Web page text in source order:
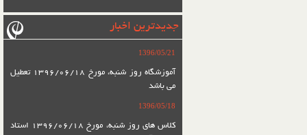
جدیدترین اخبار
1396/05/21
آموزشگاه روز شنبه، مورخ 1396/06/18 تعطیل
می باشد
1396/05/18
کلاس های روز شنبه، مورخ 1396/06/18 استاد